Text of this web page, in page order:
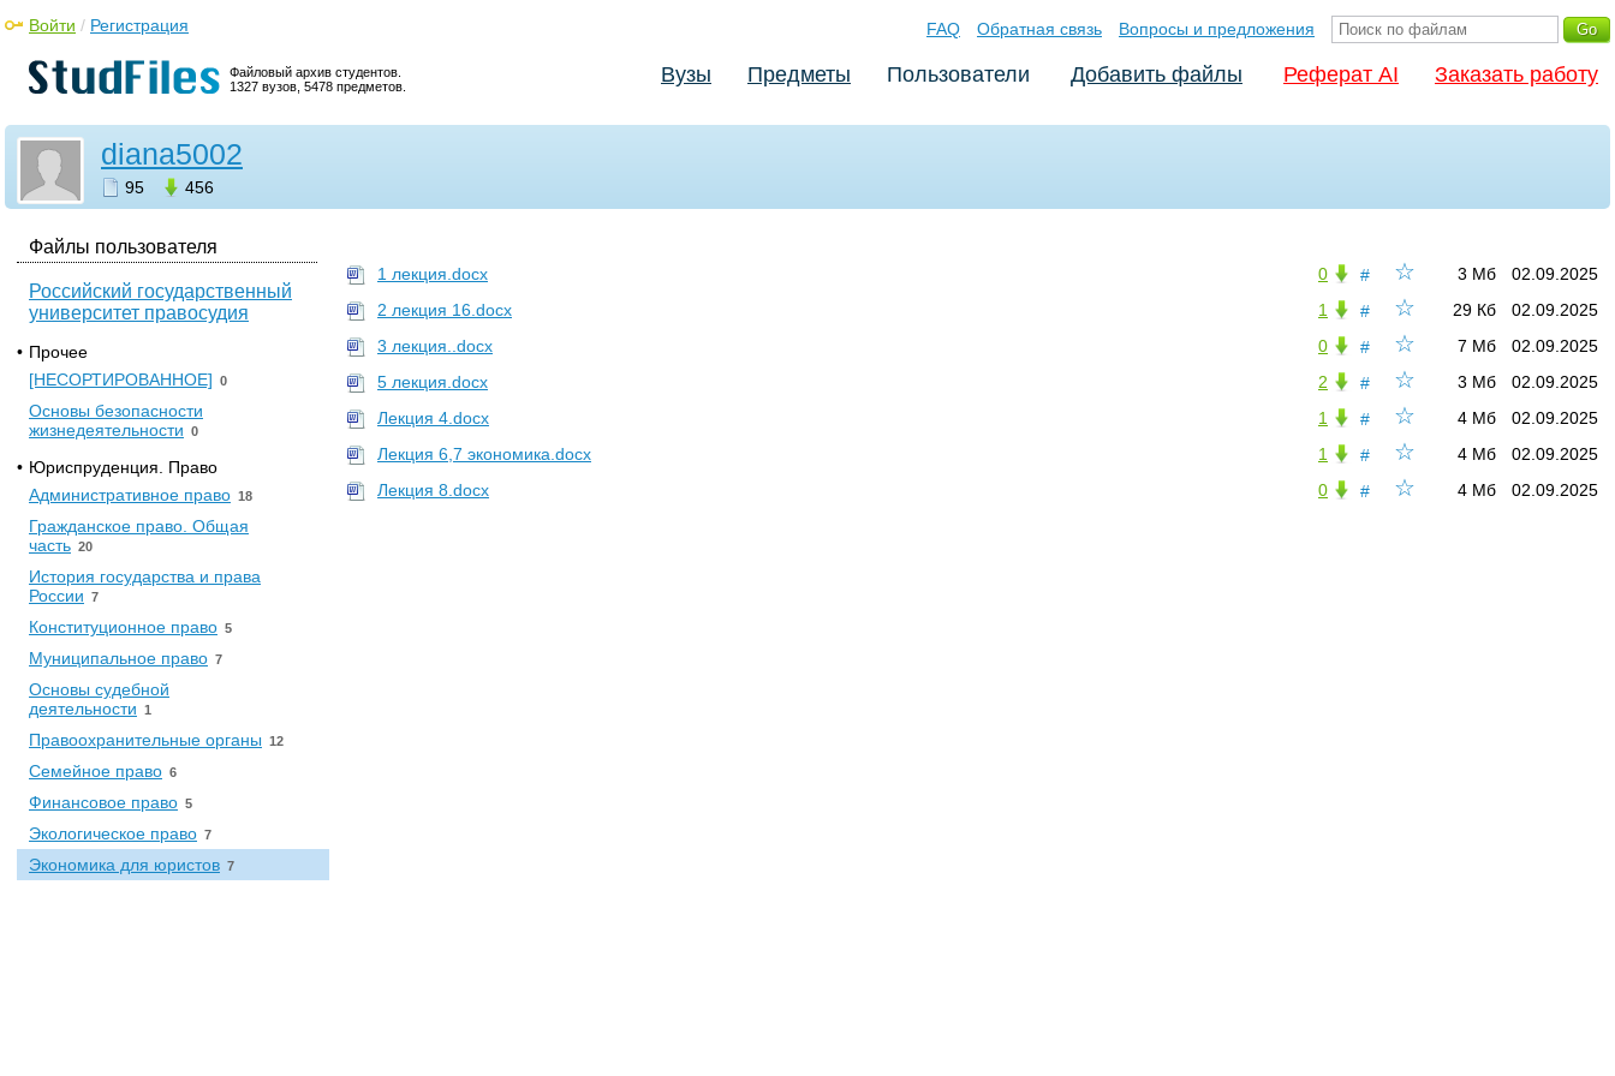
Файловый архив студентов.
1327 вузов, 5478 предметов.
Войти / Регистрация FAQ Обратная связь Вопросы и предложения
Вузы Предметы Пользователи Добавить файлы Реферат AI Заказать работу
diana5002
95 456
Файлы пользователя
Российский государственный
университет правосудия
• Прочее
[НЕСОРТИРОВАННОЕ] 0
Основы безопасности
жизнедеятельности 0
• Юриспруденция. Право
Административное право 18
Гражданское право. Общая
часть 20
История государства и права
России 7
Конституционное право 5
Муниципальное право 7
Основы судебной
деятельности 1
Правоохранительные органы 12
Семейное право 6
Финансовое право 5
Экологическое право 7
Экономика для юристов 7
☆
# 02.09.2025
3 Мб
0
1 лекция.docx
☆
# 02.09.2025
29 Кб
1
2 лекция 16.docx
☆
# 02.09.2025
7 Мб
0
3 лекция..docx
☆
# 02.09.2025
3 Мб
2
5 лекция.docx
☆
# 02.09.2025
4 Мб
1
Лекция 4.docx
☆
# 02.09.2025
4 Мб
1
Лекция 6,7 экономика.docx
☆
# 02.09.2025
4 Мб
0
Лекция 8.docx